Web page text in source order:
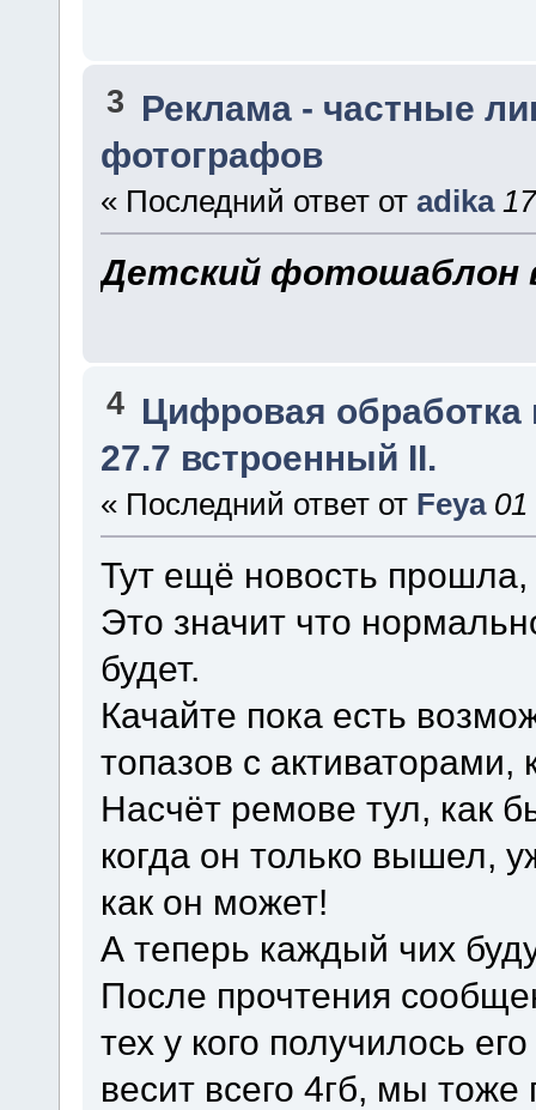
3 Реклама - частные
фотографов
« Последний ответ от adika
Детский фотошаблон
4 Цифровая обработка
27.7 встроенный II.
« Последний ответ от Feya
Тут ещё новость
Это значит что
будет.
Качайте пока есть
топазов с активаторами,
Насчёт ремове тул, как
когда он только вышел,
как он может!
А теперь каждый чих
После прочтения
тех у кого получилось
весит всего 4гб, мы